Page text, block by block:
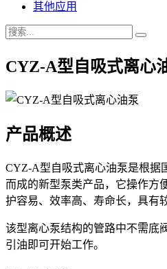
其他应用
CYZ-A型自吸式离心
产品概述
CYZ-A型自吸式离心油泵是根据
而成的新型泵类产品，它操作方
护容易、效率高、寿命长，具有
该型离心泵结构的管路中不需底
引油即可开始工作。